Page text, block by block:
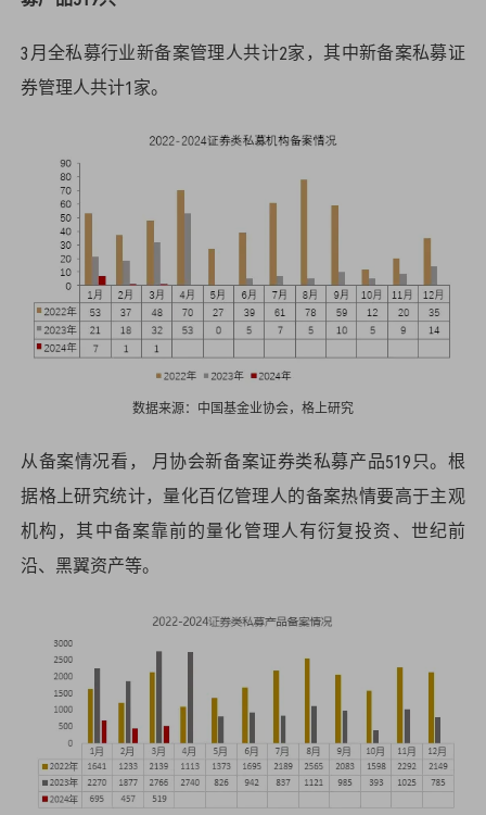
3月全私募行业新备案管理人共计2家，其中新备案私募证
券管理人共计1家。
数据来源：中国基金业协会，格上研究
从备案情况看， 月协会新备案证券类私募产品519只。根
据格上研究统计，量化百亿管理人的备案热情要高于主观
机构，其中备案靠前的量化管理人有衍复投资、世纪前
沿、黑翼资产等。